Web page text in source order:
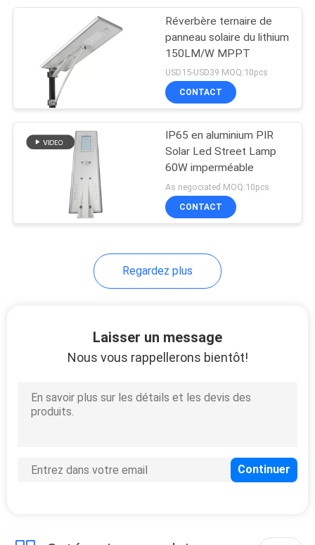
Réverbère ternaire de
panneau solaire du lithium
150LM/W MPPT
USD15-USD39 MOQ:10pcs
CONTACT
IP65 en aluminium PIR
Solar Led Street Lamp
60W imperméable
As negociated MOQ:10pcs
CONTACT
Regardez plus
Laisser un message
Nous vous rappellerons bientôt!